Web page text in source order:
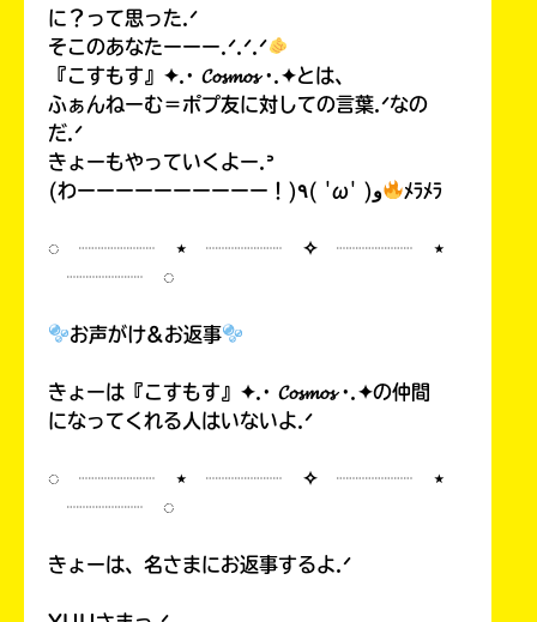
に？って思った.ᐟ
そこのあなたーーー.ᐟ.ᐟ.ᐟ
『こすもす』✦.· 𝓒𝓸𝓼𝓶𝓸𝓼 ·.✦とは、
ふぁんねーむ＝ポプ友に対しての言葉.ᐟなの
だ.ᐟ
きょーもやっていくよー.ᐣ
(わーーーーーーーーーー！)٩( 'ω' )و
ﾒﾗﾒﾗ
◌ ┈┈┈┈ ⋆ ┈┈┈┈ ✧ ┈┈┈┈ ⋆
┈┈┈┈ ◌
お声がけ&お返事
きょーは『こすもす』✦.· 𝓒𝓸𝓼𝓶𝓸𝓼 ·.✦の仲間
になってくれる人はいないよ.ᐟ
◌ ┈┈┈┈ ⋆ ┈┈┈┈ ✧ ┈┈┈┈ ⋆
┈┈┈┈ ◌
きょーは、名さまにお返事するよ.ᐟ